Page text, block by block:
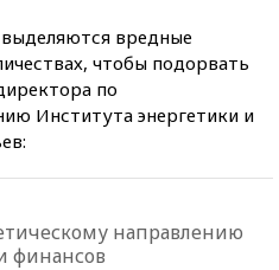
вредные
чтобы подорвать
по
Института энергетики и
направлению
финансов